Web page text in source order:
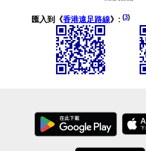
匯入到《香港遠足路線》: (3)